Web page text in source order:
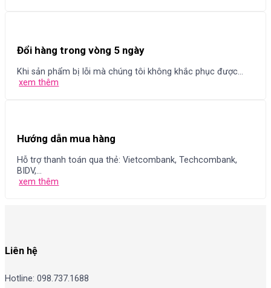
Đổi hàng trong vòng 5 ngày
Khi sản phẩm bị lỗi mà chúng tôi không khắc phục được...
xem thêm
Hướng dẫn mua hàng
Hỗ trợ thanh toán qua thẻ: Vietcombank, Techcombank,
BIDV,...
xem thêm
Liên hệ
Hotline: 098.737.1688